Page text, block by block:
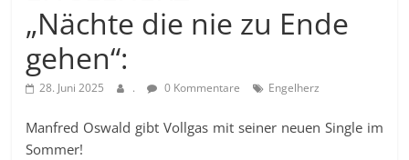
„Nächte die nie zu Ende
gehen“:
28. Juni 2025 . 0 Kommentare Engelherz
Manfred Oswald gibt Vollgas mit seiner neuen Single im
Sommer!